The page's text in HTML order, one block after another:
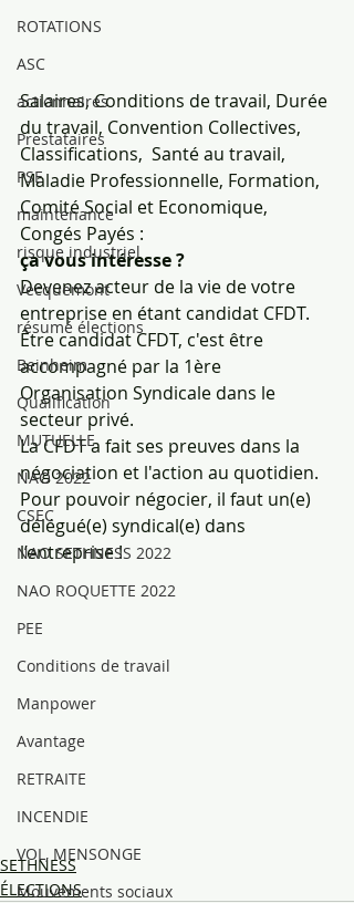
ROTATIONS
ASC
actionnaires
Prestataires
PSE
maintenance
risque industriel
Vecquemont
résumé élections
Beinheim
Qualification
MUTUELLE
NAO 2022
CSEC
NAO SETHNESS 2022
NAO ROQUETTE 2022
PEE
Conditions de travail
Manpower
Avantage
RETRAITE
INCENDIE
VOL, MENSONGE
Mouvements sociaux
Salaires, Conditions de travail, Durée
du travail, Convention Collectives,
Classifications,  Santé au travail,
Maladie Professionnelle, Formation,
Comité Social et Economique,
Congés Payés :
ça vous intéresse ?
Devenez acteur de la vie de votre
entreprise en étant candidat CFDT.
Être candidat CFDT, c'est être
accompagné par la 1ère
Organisation Syndicale dans le
secteur privé.
La CFDT a fait ses preuves dans la
négociation et l'action au quotidien.
Pour pouvoir négocier, il faut un(e)
délégué(e) syndical(e) dans
l’entreprise !
SETHNESS
ÉLECTIONS